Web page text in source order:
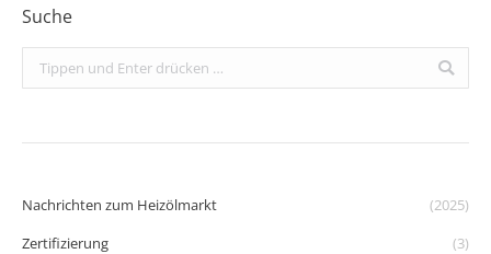
Suche
Search:
Nachrichten zum Heizölmarkt
(2025)
Zertifizierung
(3)